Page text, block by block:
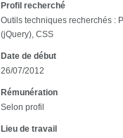
Profil recherché
Outils techniques recherchés :
(jQuery), CSS
Date de début
26/07/2012
Rémunération
Selon profil
Lieu de travail